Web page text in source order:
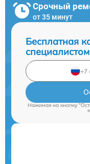
Срочный
от 35 минут
Бесплатная
специалистом
Нажимая на кнопку